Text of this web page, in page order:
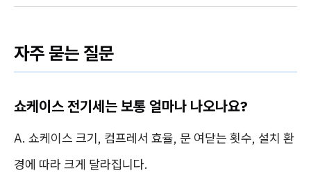
자주 묻는 질문
쇼케이스 전기세는 보통 얼마나 나오나요?
A. 쇼케이스 크기, 컴프레서 효율, 문 여닫는 횟수, 설치 환
경에 따라 크게 달라집니다.